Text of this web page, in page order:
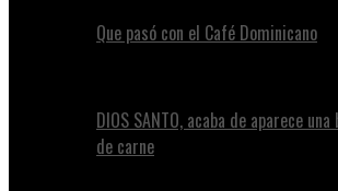
Que pasó con el Café Dominicano
DIOS SANTO, acaba de aparece
de carne